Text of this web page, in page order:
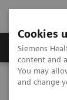
Cookies
Siemens
content and
You may
and change
Ürün ve
Siemens